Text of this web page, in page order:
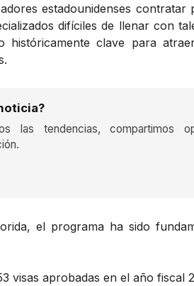
estadounidenses
difíciles de llenar con
históricamente clave para
las tendencias, compartimos
el programa ha sido
visas aprobadas en el año fiscal